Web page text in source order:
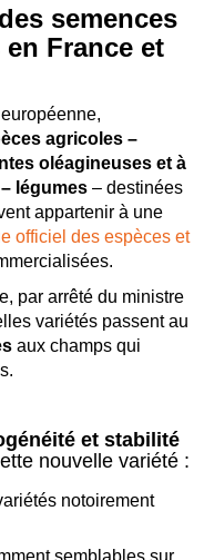
semences
France et
agricoles –
oléagineuses et à
légumes – destinées
appartenir à une
officiel des espèces et
par arrêté du ministre
variétés passent au
aux champs qui
et stabilité
nouvelle variété :
notoirement
semblables sur